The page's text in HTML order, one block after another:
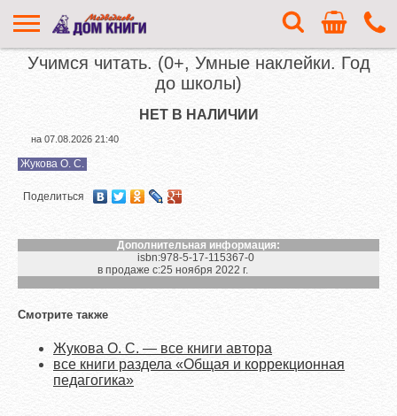
Учимся читать. (0+, Умные наклейки. Год
до школы)
Жукова О. С.
Поделиться
Дополнительная информация:
isbn:978-5-17-115367-0
в продаже с:25 ноября 2022 г.
Смотрите также
Жукова О. С. — все книги автора
все книги раздела «Общая и коррекционная
педагогика»
НЕТ В НАЛИЧИИ
на 07.08.2026 21:40